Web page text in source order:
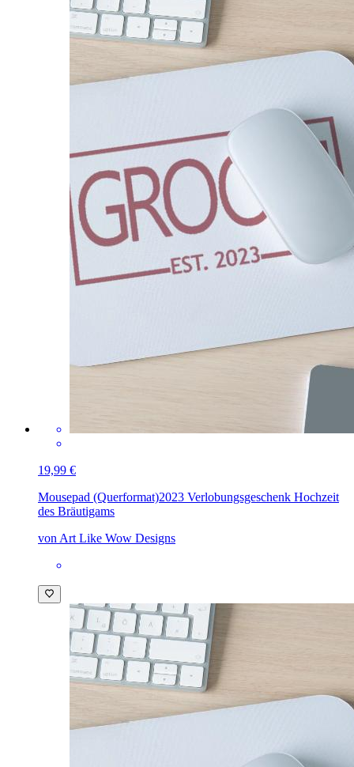
19,99 €
Mousepad (Querformat)2023 Verlobungsgeschenk Hochzeit
des Bräutigams
von Art Like Wow Designs